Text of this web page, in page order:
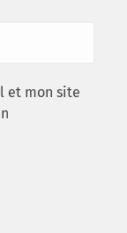
et mon site